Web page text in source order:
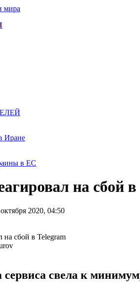
Иране
в ЕС
на сбой
2020, 04:50
сервиса свела к